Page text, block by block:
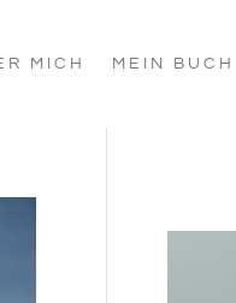
MICH MEIN BUCH